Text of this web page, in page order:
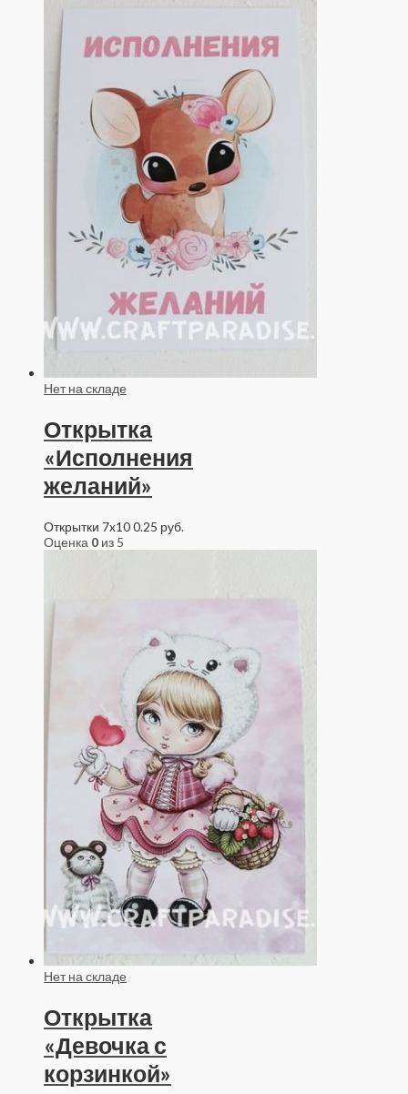
Нет на складе
Открытка
«Исполнения
желаний»
Открытки 7x100.25 руб.
Оценка 0 из 5
Нет на складе
Открытка
«Девочка с
корзинкой»